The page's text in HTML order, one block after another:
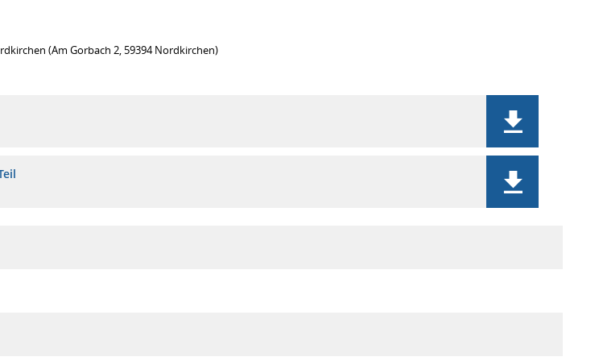
(Am Gorbach 2, 59394 Nordkirchen)